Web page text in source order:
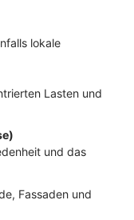
lokale
Lasten und
und das
Fassaden und